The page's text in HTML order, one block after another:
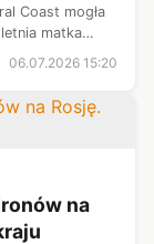
Coast mogła
matka
06.07.2026 15:20
na